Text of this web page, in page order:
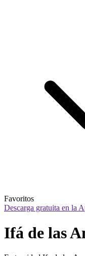
Favoritos
Descarga gratuita en la
Ifá de las